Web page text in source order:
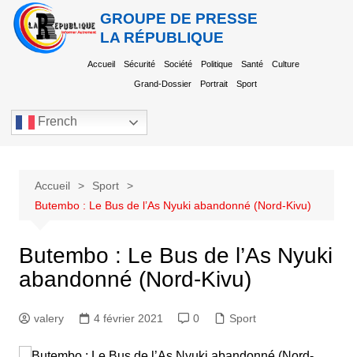
GROUPE DE PRESSE
LA RÉPUBLIQUE
Accueil Sécurité Société Politique Santé Culture
Grand-Dossier Portrait Sport
French
Accueil
Sport
Butembo : Le Bus de l’As Nyuki abandonné (Nord-Kivu)
Butembo : Le Bus de l’As Nyuki
abandonné (Nord-Kivu)
valery 4 février 2021 0 Sport